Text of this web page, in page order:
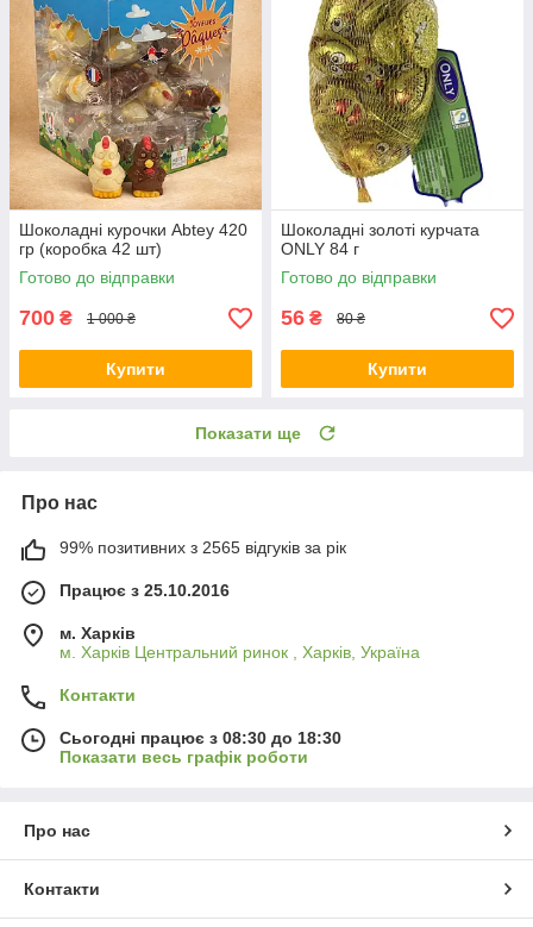
Шоколадні курочки Abtey 420
гр (коробка 42 шт)
Готово до відправки
700 ₴ 1 000 ₴
Купити
Шоколадні золоті курчата
ONLY 84 г
Готово до відправки
56 ₴ 80 ₴
Купити
Показати ще
Про нас
99% позитивних з 2565 відгуків за рік
Працює з 25.10.2016
м. Харків
м. Харків Центральний ринок , Харків, Україна
Контакти
Сьогодні працює з 08:30 до 18:30
Показати весь графік роботи
Про нас
Контакти